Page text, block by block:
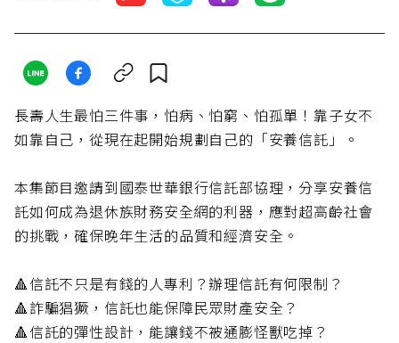
長壽人生最怕三件事，怕病、怕窮、怕孤單！靠子女不
如靠自己，從現在起開始規劃自己的「安養信託」。
本集節目邀請到國泰世華銀行信託部協理，分享安養信
託如何成為退休族財務安全網的利器，應對超高齡社會
的挑戰，確保晚年生活的品質和經濟安全。
🔺信託不只是有錢的人專利？辦理信託有何限制？
🔺詐騙猖獗，信託也能保障民眾財產安全？
🔺信託的彈性設計，能讓錢不被通膨怪獸吃掉？